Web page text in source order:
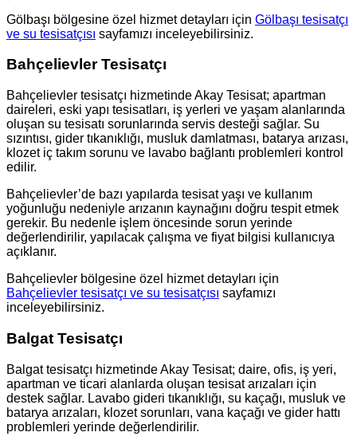
Gölbaşı bölgesine özel hizmet detayları için Gölbaşı tesisatçı
ve su tesisatçısı sayfamızı inceleyebilirsiniz.
Bahçelievler Tesisatçı
Bahçelievler tesisatçı hizmetinde Akay Tesisat; apartman
daireleri, eski yapı tesisatları, iş yerleri ve yaşam alanlarında
oluşan su tesisatı sorunlarında servis desteği sağlar. Su
sızıntısı, gider tıkanıklığı, musluk damlatması, batarya arızası,
klozet iç takım sorunu ve lavabo bağlantı problemleri kontrol
edilir.
Bahçelievler’de bazı yapılarda tesisat yaşı ve kullanım
yoğunluğu nedeniyle arızanın kaynağını doğru tespit etmek
gerekir. Bu nedenle işlem öncesinde sorun yerinde
değerlendirilir, yapılacak çalışma ve fiyat bilgisi kullanıcıya
açıklanır.
Bahçelievler bölgesine özel hizmet detayları için
Bahçelievler tesisatçı ve su tesisatçısı sayfamızı
inceleyebilirsiniz.
Balgat Tesisatçı
Balgat tesisatçı hizmetinde Akay Tesisat; daire, ofis, iş yeri,
apartman ve ticari alanlarda oluşan tesisat arızaları için
destek sağlar. Lavabo gideri tıkanıklığı, su kaçağı, musluk ve
batarya arızaları, klozet sorunları, vana kaçağı ve gider hattı
problemleri yerinde değerlendirilir.